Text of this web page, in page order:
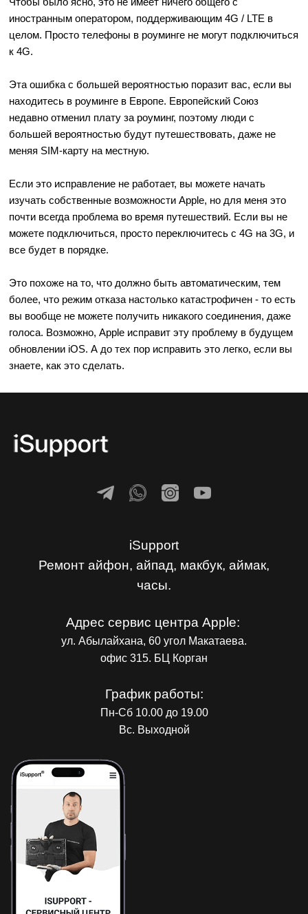
иностранным оператором, поддерживающим 4G / LTE в
целом. Просто телефоны в роуминге не могут подключиться
к 4G.
Эта ошибка с большей вероятностью поразит вас, если вы
находитесь в роуминге в Европе. Европейский Союз
недавно отменил плату за роуминг, поэтому люди с
большей вероятностью будут путешествовать, даже не
меняя SIM-карту на местную.
Если это исправление не работает, вы можете начать
изучать собственные возможности Apple, но для меня это
почти всегда проблема во время путешествий. Если вы не
можете подключиться, просто переключитесь с 4G на 3G, и
все будет в порядке.
Это похоже на то, что должно быть автоматическим, тем
более, что режим отказа настолько катастрофичен - то есть
вы вообще не можете получить никакого соединения, даже
голоса. Возможно, Apple исправит эту проблему в будущем
обновлении iOS. А до тех пор исправить это легко, если вы
знаете, как это сделать.
iSupport
Ремонт айфон, айпад, макбук, аймак,
часы.
Адрес сервис центра Apple:
ул. Абылайхана, 60 угол Макатаева.
офис 315. БЦ Корган
График работы:
Пн-Сб 10.00 до 19.00
Вс. Выходной